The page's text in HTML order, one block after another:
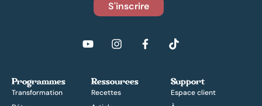
Programmes
Transformation
Ressources
Recettes
Support
Espace client